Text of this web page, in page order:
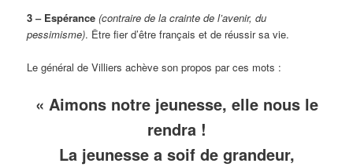
3 ‒ Espérance (contraire de la crainte de l’avenir, du
pessimisme). Être fier d’être français et de réussir sa vie.
Le général de Villiers achève son propos par ces mots :
« Aimons notre jeunesse, elle nous le
rendra !
La jeunesse a soif de grandeur,